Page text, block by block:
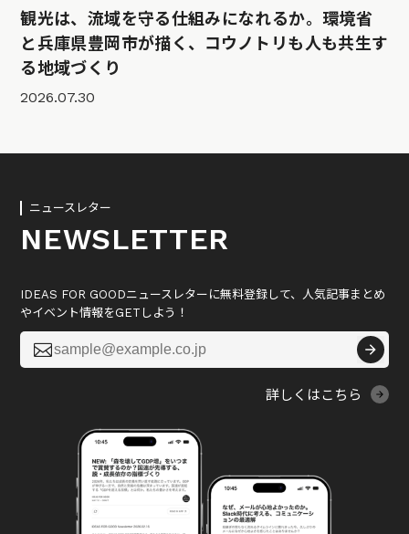
観光は、流域を守る仕組みになれるか。環境省
と兵庫県豊岡市が描く、コウノトリも人も共生す
る地域づくり
2026.07.30
ニュースレター
NEWSLETTER
IDEAS FOR GOODニュースレターに無料登録して、人気記事まとめ
やイベント情報をGETしよう！

詳しくはこちら